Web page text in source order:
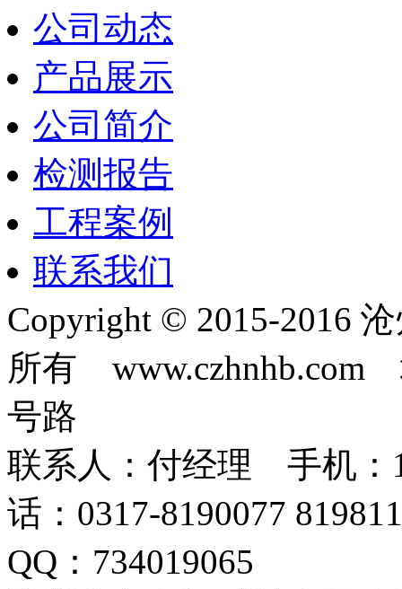
公司动态
产品展示
公司简介
检测报告
工程案例
联系我们
Copyright © 2015-2016
所有 www.czhnhb.com
号路
联系人：付经理 手机：
话：0317-8190077
QQ：734019065